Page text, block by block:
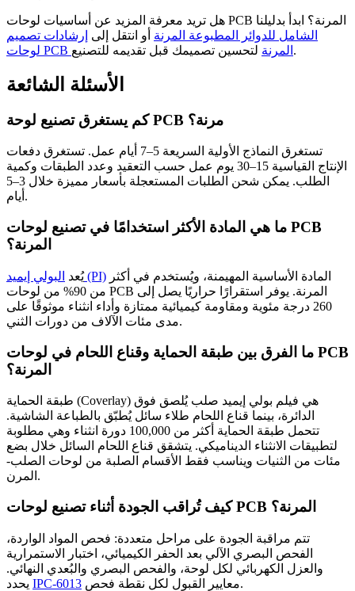
هل تريد معرفة المزيد عن أساسيات لوحات PCB المرنة؟ ابدأ بدليلنا
الشامل للدوائر المطبوعة المرنة أو انتقل إلى إرشادات تصميم
لوحات PCB المرنة لتحسين تصميمك قبل تقديمه للتصنيع.
الأسئلة الشائعة
كم يستغرق تصنيع لوحة PCB مرنة؟
تستغرق النماذج الأولية السريعة 5–7 أيام عمل. تستغرق دفعات
الإنتاج القياسية 15–30 يوم عمل حسب التعقيد وعدد الطبقات وكمية
الطلب. يمكن شحن الطلبات المستعجلة بأسعار مميزة خلال 3–5
أيام.
ما هي المادة الأكثر استخدامًا في تصنيع لوحات PCB
المرنة؟
يُعدالبولي إيميد (PI)
من 90% من لوحات PCB المرنة. يوفر استقرارًا حراريًا يصل إلى
260 درجة مئوية ومقاومة كيميائية ممتازة وأداء انثناء موثوقًا على
مدى مئات الآلاف من دورات الثني.
ما الفرق بين طبقة الحماية وقناع اللحام في لوحات PCB
المرنة؟
طبقة الحماية (Coverlay) هي فيلم بولي إيميد صلب يُلصق فوق
الدائرة، بينما قناع اللحام طلاء سائل يُطبّق بالطباعة الشاشية.
تتحمل طبقة الحماية أكثر من 100,000 دورة انثناء وهي مطلوبة
لتطبيقات الانثناء الديناميكي. يتشقق قناع اللحام السائل خلال بضع
مئات من الثنيات ويناسب فقط الأقسام الصلبة من لوحات الصلب-
المرن.
كيف تُراقب الجودة أثناء تصنيع لوحات PCB المرنة؟
تتم مراقبة الجودة على مراحل متعددة: فحص المواد الواردة،
الفحص البصري الآلي بعد الحفر الكيميائي، اختبار الاستمرارية
والعزل الكهربائي لكل لوحة، والفحص البصري والبُعدي النهائي.
IPC-6013 معايير القبول لكل نقطة فحص.